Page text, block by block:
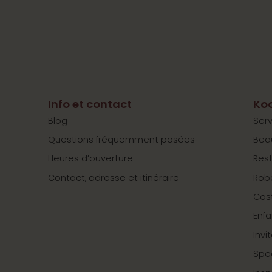
Info et contact
Blog
Questions fréquemment posées
Heures d’ouverture
Contact, adresse et itinéraire